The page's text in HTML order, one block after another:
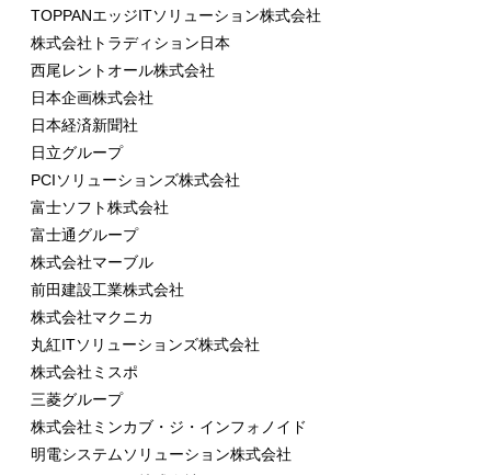
TOPPANエッジITソリューション株式会社
株式会社トラディション日本
西尾レントオール株式会社
日本企画株式会社
日本経済新聞社
日立グループ
PCIソリューションズ株式会社
富士ソフト株式会社
富士通グループ
株式会社マーブル
前田建設工業株式会社
株式会社マクニカ
丸紅ITソリューションズ株式会社
株式会社ミスポ
三菱グループ
株式会社ミンカブ・ジ・インフォノイド
明電システムソリューション株式会社